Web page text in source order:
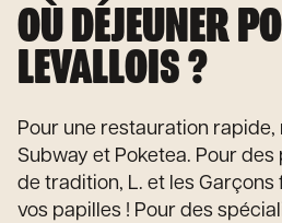
OÙ DÉJEUNER
LEVALLOIS ?
Pour une restauration rapide,
Subway et Poketea. Pour
de tradition, L. et les Garçons
vos papilles ! Pour des